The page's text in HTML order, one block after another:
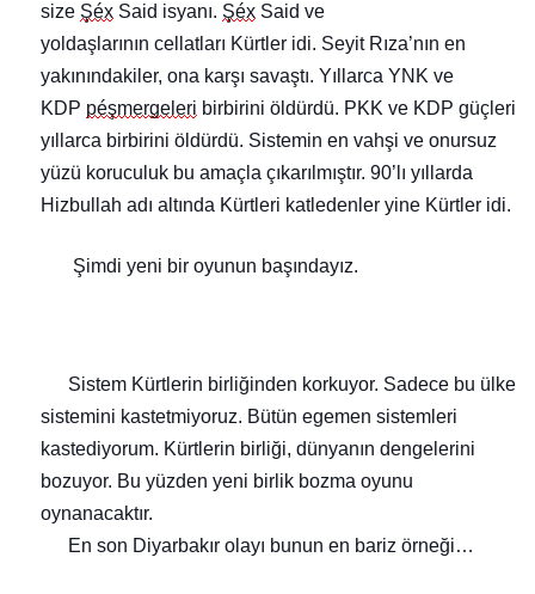
size Şéx Said isyanı. Şéx Said ve
yoldaşlarının cellatları Kürtler idi. Seyit Rıza’nın en
yakınındakiler, ona karşı savaştı. Yıllarca YNK ve
KDP péşmergeleri birbirini öldürdü. PKK ve KDP güçleri
yıllarca birbirini öldürdü. Sistemin en vahşi ve onursuz
yüzü koruculuk bu amaçla çıkarılmıştır. 90’lı yıllarda
Hizbullah adı altında Kürtleri katledenler yine Kürtler idi.
Şimdi yeni bir oyunun başındayız.
Sistem Kürtlerin birliğinden korkuyor. Sadece bu ülke
sistemini kastetmiyoruz. Bütün egemen sistemleri
kastediyorum. Kürtlerin birliği, dünyanın dengelerini
bozuyor. Bu yüzden yeni birlik bozma oyunu
oynanacaktır.
En son Diyarbakır olayı bunun en bariz örneği…